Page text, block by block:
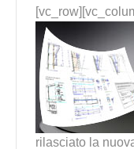
rilasciato la